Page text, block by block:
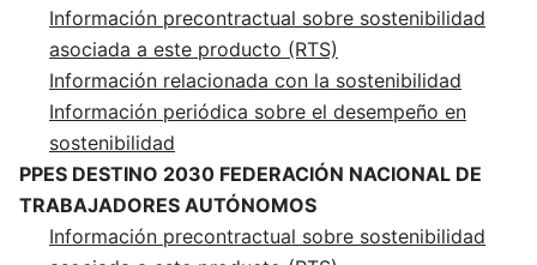
Información precontractual sobre sostenibilidad
asociada a este producto (RTS)
Información relacionada con la sostenibilidad
Información periódica sobre el desempeño en
sostenibilidad
PPES DESTINO 2030 FEDERACIÓN NACIONAL DE
TRABAJADORES AUTÓNOMOS
Información precontractual sobre sostenibilidad